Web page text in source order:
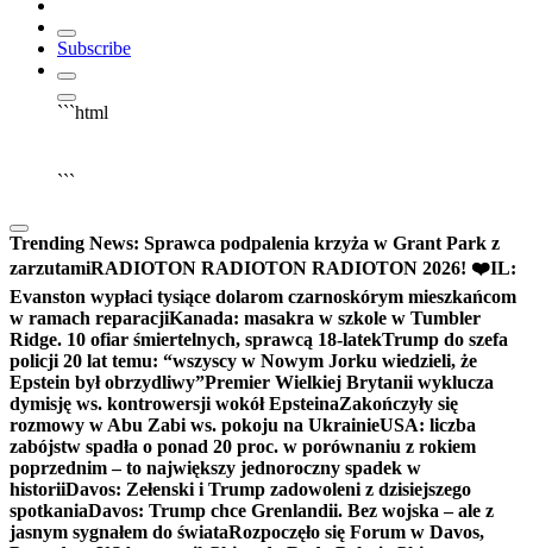
Subscribe
```html
```
Trending News: Sprawca podpalenia krzyża w Grant Park z
zarzutamiRADIOTON RADIOTON RADIOTON 2026! ❤️IL:
Evanston wypłaci tysiące dolarom czarnoskórym mieszkańcom
w ramach reparacjiKanada: masakra w szkole w Tumbler
Ridge. 10 ofiar śmiertelnych, sprawcą 18-latekTrump do szefa
policji 20 lat temu: “wszyscy w Nowym Jorku wiedzieli, że
Epstein był obrzydliwy”Premier Wielkiej Brytanii wyklucza
dymisję ws. kontrowersji wokół EpsteinaZakończyły się
rozmowy w Abu Zabi ws. pokoju na UkrainieUSA: liczba
zabójstw spadła o ponad 20 proc. w porównaniu z rokiem
poprzednim – to największy jednoroczny spadek w
historiiDavos: Zełenski i Trump zadowoleni z dzisiejszego
spotkaniaDavos: Trump chce Grenlandii. Bez wojska – ale z
jasnym sygnałem do świataRozpoczęło się Forum w Davos,